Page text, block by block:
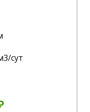
сут